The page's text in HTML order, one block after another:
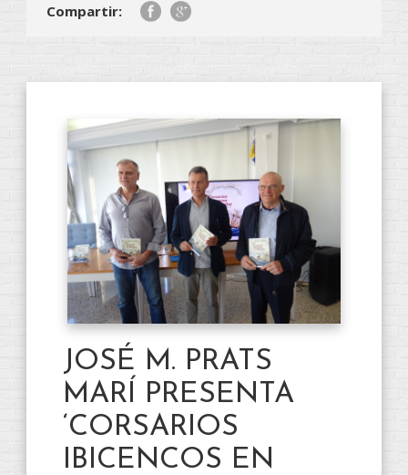
Compartir:
JOSÉ M. PRATS
MARÍ PRESENTA
‘CORSARIOS
IBICENCOS EN